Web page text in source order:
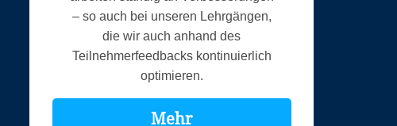
– so auch bei unseren Lehrgängen,
die wir auch anhand des
Teilnehmerfeedbacks kontinuierlich
optimieren.
Mehr